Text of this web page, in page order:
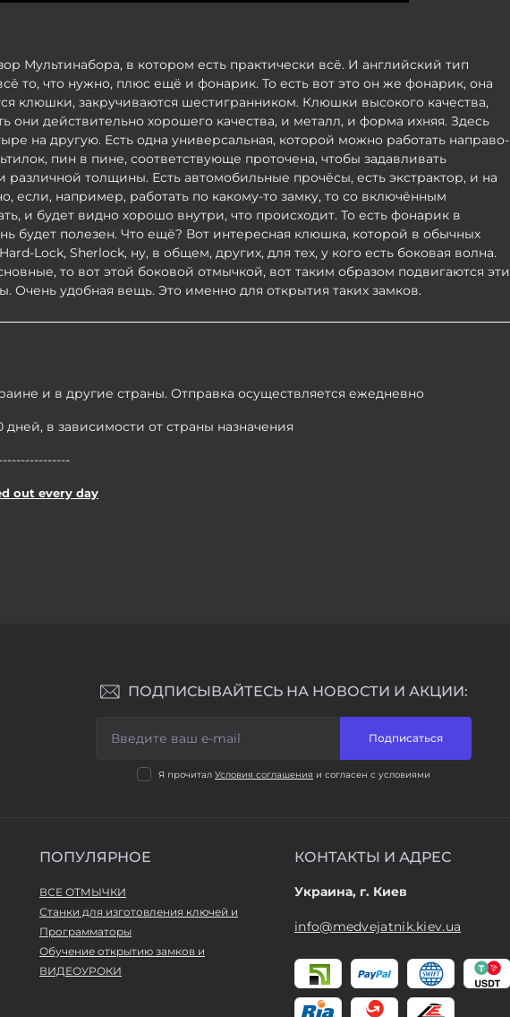
Мультинабора, в котором есть практически всё. И английский тип
то, что нужно, плюс ещё и фонарик. То есть вот это он же фонарик, она
клюшки, закручиваются шестигранником. Клюшки высокого качества,
они действительно хорошего качества, и металл, и форма ихняя. Здесь
на другую. Есть одна универсальная, которой можно работать направо-
пин в пине, соответствующе проточена, чтобы задавливать
различной толщины. Есть автомобильные прочёсы, есть экстрактор, и на
если, например, работать по какому-то замку, то со включённым
и будет видно хорошо внутри, что происходит. То есть фонарик в
будет полезен. Что ещё? Вот интересная клюшка, которой в обычных
Lock, Sherlock, ну, в общем, других, для тех, у кого есть боковая волна.
то вот этой боковой отмычкой, вот таким образом подвигаются эти
Очень удобная вещь. Это именно для открытия таких замков.
и в другие страны. Отправка осуществляется ежедневно
дней, в зависимости от страны назначения
out every day
ПОДПИСЫВАЙТЕСЬ НА НОВОСТИ И АКЦИИ:
Подписаться
Я прочитал Условия соглашения и согласен с условиями
ПОПУЛЯРНОЕ
ВСЕ ОТМЫЧКИ
Станки для изготовления ключей и
Программаторы
Обучение открытию замков и
ВИДЕОУРОКИ
КОНТАКТЫ И АДРЕС
Украина, г. Киев
info@medvejatnik.kiev.ua